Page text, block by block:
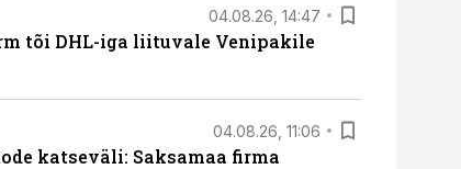
04.08.26, 14:47
tõi DHL-iga liituvale Venipakile
04.08.26, 11:06
katseväli: Saksamaa firma